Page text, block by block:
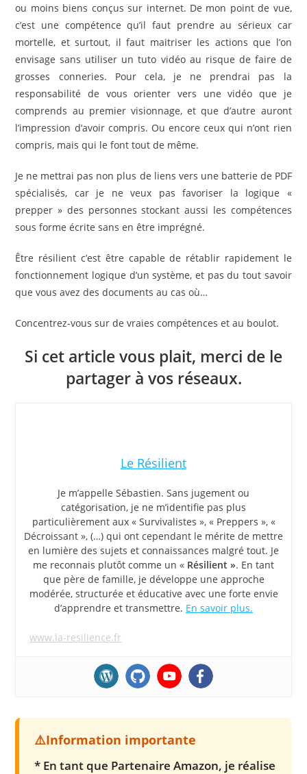
ou moins biens conçus sur internet. De mon point de vue,
c’est une compétence qu’il faut prendre au sérieux car
mortelle, et surtout, il faut maitriser les actions que l’on
envisage sans utiliser un tuto vidéo au risque de faire de
grosses conneries. Pour cela, je ne prendrai pas la
responsabilité de vous orienter vers une vidéo que je
comprends au premier visionnage, et que d’autre auront
l’impression d’avoir compris. Ou encore ceux qui n’ont rien
compris, mais qui le font tout de même.
Je ne mettrai pas non plus de liens vers une batterie de PDF
spécialisés, car je ne veux pas favoriser la logique «
prepper » des personnes stockant aussi les compétences
sous forme écrite sans en être imprégné.
Être résilient c’est être capable de rétablir rapidement le
fonctionnement logique d’un système, et pas du tout savoir
que vous avez des documents au cas où…
Concentrez-vous sur de vraies compétences et au boulot.
Si cet article vous plait, merci de le
partager à vos réseaux.
Le Résilient
Je m’appelle Sébastien. Sans jugement ou
catégorisation, je ne m’identifie pas plus
particulièrement aux « Survivalistes », « Preppers », «
Décroissant », (…) qui ont cependant le mérite de mettre
en lumière des sujets et connaissances malgré tout. Je
me reconnais plutôt comme un « Résilient ». En tant
que père de famille, je développe une approche
modérée, structurée et éducative avec une forte envie
d’apprendre et transmettre. En savoir plus.
www.la-resilience.fr
* En tant que Partenaire Amazon, je réalise